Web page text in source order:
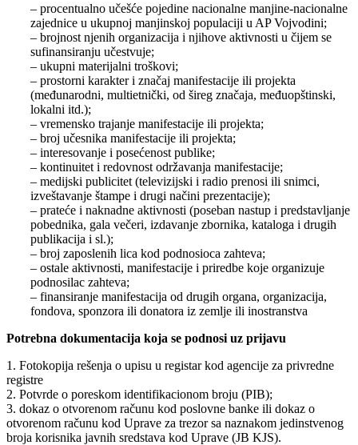
– procentualno učešće pojedine nacionalne manjine-nacionalne
zajednice u ukupnoj manjinskoj populaciji u AP Vojvodini;
– brojnost njenih organizacija i njihove aktivnosti u čijem se
sufinansiranju učestvuje;
– ukupni materijalni troškovi;
– prostorni karakter i značaj manifestacije ili projekta
(međunarodni, multietnički, od šireg značaja, međuopštinski,
lokalni itd.);
– vremensko trajanje manifestacije ili projekta;
– broj učesnika manifestacije ili projekta;
– interesovanje i posećenost publike;
– kontinuitet i redovnost održavanja manifestacije;
– medijski publicitet (televizijski i radio prenosi ili snimci,
izveštavanje štampe i drugi načini prezentacije);
– prateće i naknadne aktivnosti (poseban nastup i predstavljanje
pobednika, gala večeri, izdavanje zbornika, kataloga i drugih
publikacija i sl.);
– broj zaposlenih lica kod podnosioca zahteva;
– ostale aktivnosti, manifestacije i priredbe koje organizuje
podnosilac zahteva;
– finansiranje manifestacija od drugih organa, organizacija,
fondova, sponzora ili donatora iz zemlje ili inostranstva
Potrebna dokumentacija koja se podnosi uz prijavu
1. Fotokopija rešenja o upisu u registar kod agencije za privredne
registre
2. Potvrde o poreskom identifikacionom broju (PIB);
3. dokaz o otvorenom računu kod poslovne banke ili dokaz o
otvorenom računu kod Uprave za trezor sa naznakom jedinstvenog
broja korisnika javnih sredstava kod Uprave (JB KJS).